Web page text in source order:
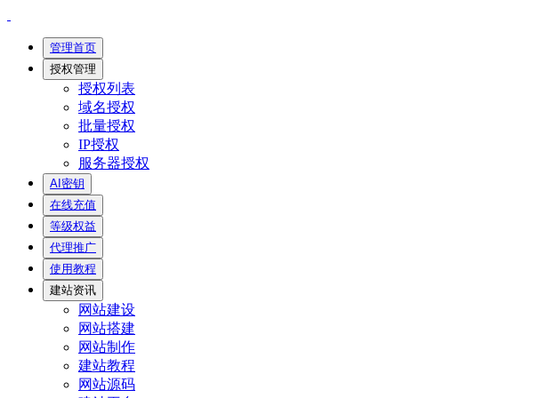
管理首页
授权管理
授权列表
域名授权
批量授权
IP授权
服务器授权
AI密钥
在线充值
等级权益
代理推广
使用教程
建站资讯
网站建设
网站搭建
网站制作
建站教程
网站源码